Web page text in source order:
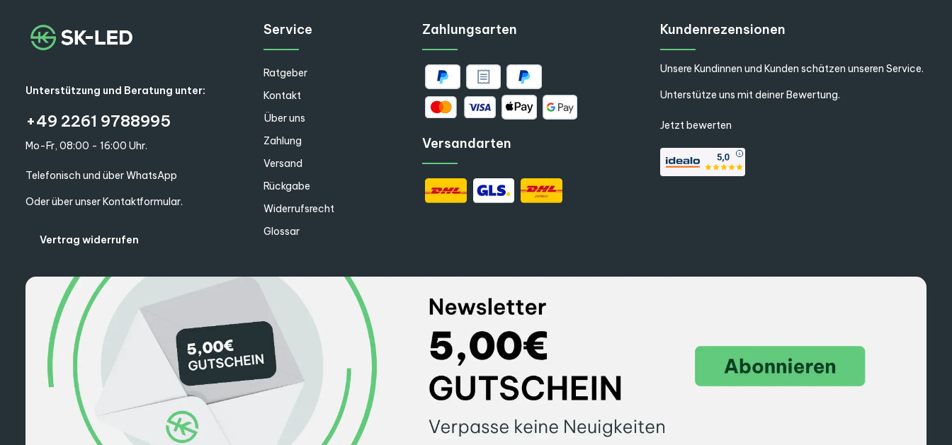
Unterstützung und Beratung unter:
+49 2261 9788995
Mo-Fr, 08:00 - 16:00 Uhr.
Telefonisch und über WhatsApp
Oder über unserKontaktformular.
Vertrag widerrufen
Service
Ratgeber
Kontakt
Über uns
Zahlung
Versand
Rückgabe
Widerrufsrecht
Glossar
Zahlungsarten
Versandarten
Kundenrezensionen
Unsere Kundinnen und Kunden schätzen unseren Service.
Unterstütze uns mit deiner Bewertung.
Jetzt bewerten